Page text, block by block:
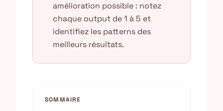
amélioration possible : notez
chaque output de 1 à 5 et
identifiez les patterns des
meilleurs résultats.
SOMMAIRE